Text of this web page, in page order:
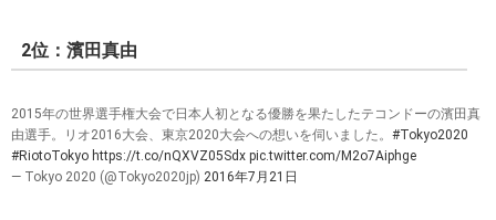
2位：濱田真由
2015年の世界選手権大会で日本人初となる優勝を果たしたテコンドーの濱田真
由選手。リオ2016大会、東京2020大会への想いを伺いました。 #Tokyo2020
#RiotoTokyo https://t.co/nQXVZ05Sdx pic.twitter.com/M2o7Aiphge
— Tokyo 2020 (@Tokyo2020jp) 2016年7月21日